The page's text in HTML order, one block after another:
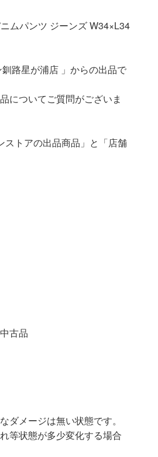
ムパンツ ジーンズ W34×L34
路星が浦店 」からの出品で
についてご質問がございま
トアの出品商品」と「店舗
古品
ダメージは無い状態です。
等状態が多少変化する場合